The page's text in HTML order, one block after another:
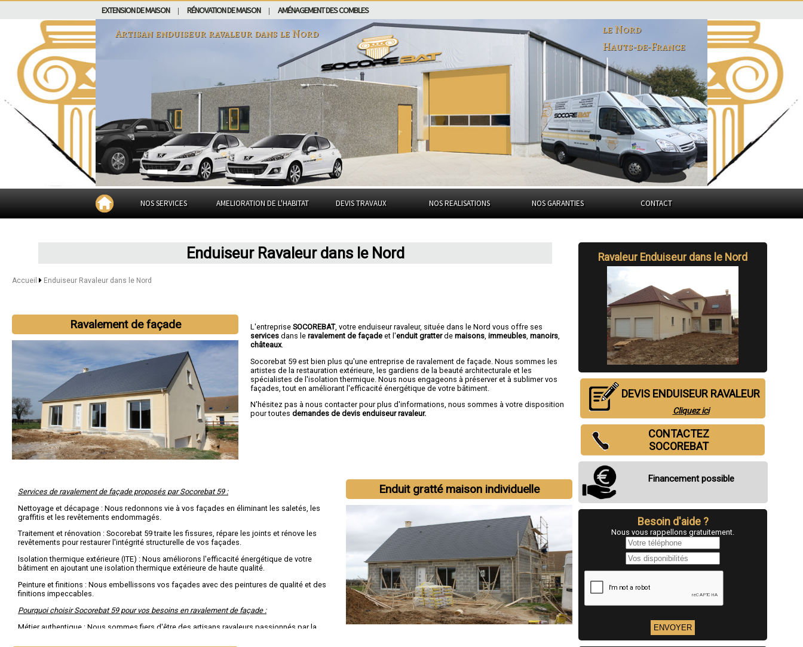
EXTENSION DE MAISON RÉNOVATION DE MAISON AMÉNAGEMENT DES COMBLES
Artisan enduiseur ravaleur dans le Nord
le Nord
Hauts-de-France
NOS SERVICES AMELIORATION DE L'HABITAT DEVIS TRAVAUX NOS REALISATIONS NOS GARANTIES CONTACT
Enduiseur Ravaleur dans le Nord
Accueil Enduiseur Ravaleur dans le Nord
Ravalement de façade L'entrepriseSOCOREBAT, votre enduiseur ravaleur, située dans le Nord vous offre ses
services dans leravalement de façade et l'enduit gratterdemaisons ,immeubles ,manoirs
châteaux.
Socorebat 59 est bien plus qu'une entreprise de ravalement de façade. Nous sommes les
artistes de la restauration extérieure, les gardiens de la beauté architecturale et les
spécialistes de l'isolation thermique. Nous nous engageons à préserver et à sublimer vos
façades, tout en améliorant l'efficacité énergétique de votre bâtiment.
N'hésitez pas à nous contacter pour plus d'informations, nous sommes à votre disposition
pour toutesdemandes de devis enduiseur ravaleur.
Enduit gratté maison individuelle
Services de ravalement de façade proposés par Socorebat 59 :
Nettoyage et décapage : Nous redonnons vie à vos façades en éliminant les saletés, les
graffitis et les revêtements endommagés.
Traitement et rénovation : Socorebat 59 traite les fissures, répare les joints et rénove les
revêtements pour restaurer l'intégrité structurelle de vos façades.
Isolation thermique extérieure (ITE) : Nous améliorons l'efficacité énergétique de votre
bâtiment en ajoutant une isolation thermique extérieure de haute qualité.
Peinture et finitions : Nous embellissons vos façades avec des peintures de qualité et des
finitions impeccables.
Pourquoi choisir Socorebat 59 pour vos besoins en ravalement de façade :
Métier authentique : Nous sommes fiers d'être des artisans ravaleurs passionnés par la
Ravaleur Enduiseur dans le Nord
DEVIS ENDUISEUR RAVALEUR
Cliquez ici
CONTACTEZ
SOCOREBAT
Financement possible
Besoin d'aide ?
Nous vous rappellons gratuitement.